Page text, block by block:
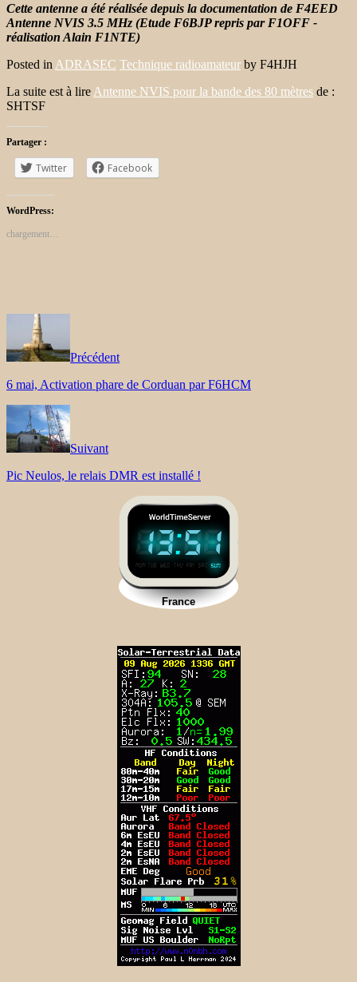
Cette antenne a été réalisée depuis la documentation de F4EED
Antenne NVIS 3.5 MHz (Etude F6BJP repris par F1OFF -
réalisation Alain F1NTE)
Posted in ADRASEC Technique radioamateur by F4HJH
La suite est à lire Antenne NVIS pour la bande des 80 mètres de :
SHTSF
Partager :
Twitter Facebook
WordPress:
chargement…
Précédent
6 mai, Activation phare de Corduan par F6HCM
Suivant
Pic Neulos, le relais DMR est installé !